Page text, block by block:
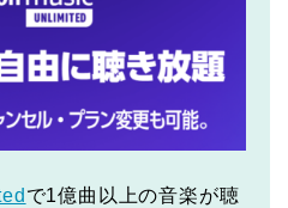
で1億曲以上の音楽が聴